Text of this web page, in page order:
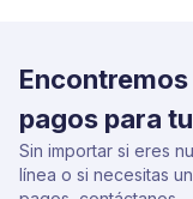
pagos para
Sin importar si eres
línea o si necesitas